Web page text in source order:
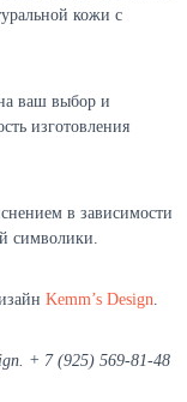
кожи с
ваш выбор и
изготовления
в зависимости
символики.
Kemm’s Design.
+ 7 (925) 569-81-48